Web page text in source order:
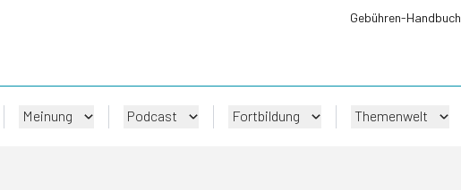
Gebühren-Handbuch
Meinung Podcast Fortbildung Themenwelt